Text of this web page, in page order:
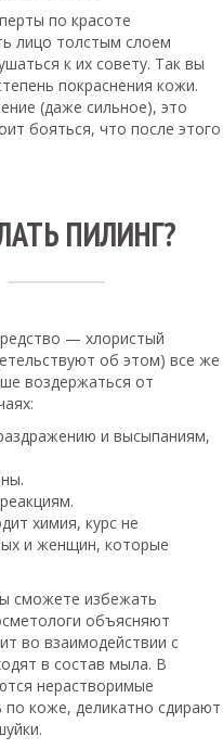
по красоте
лицо толстым слоем
к их совету. Так вы
покраснения кожи.
(даже сильное), это
бояться, что после этого
ПИЛИНГ?
— хлористый
об этом) все же
воздержаться от
и высыпаниям,
химия, курс не
и женщин, которые
сможете избежать
объясняют
во взаимодействии с
в состав мыла. В
нерастворимые
коже, деликатно сдирают